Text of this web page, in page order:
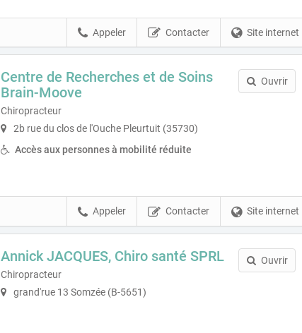
Site internet
Contacter
Appeler
Centre de Recherches et de Soins
Brain-Moove
Chiropracteur
2b rue du clos de l'Ouche Pleurtuit (35730)
Accès aux personnes à mobilité réduite
Ouvrir
Site internet
Contacter
Appeler
Annick JACQUES, Chiro santé SPRL
Chiropracteur
grand'rue 13 Somzée (B-5651)
Ouvrir